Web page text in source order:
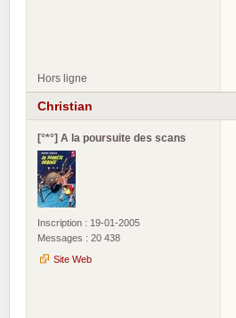
Hors ligne
Christian
[°*°] A la poursuite des scans
Inscription : 19-01-2005
Messages : 20 438
Site Web